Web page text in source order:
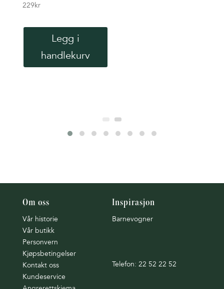
229kr
Legg i
handlekurv
Om oss
Vår historie
Vår butikk
Personvern
Kjøpsbetingelser
Kontakt oss
Kundeservice
Inspirasjon
Barnevogner
Telefon: 22 52 22 52